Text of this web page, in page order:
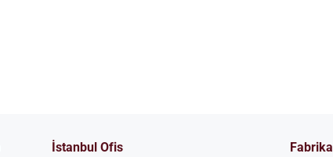
İstanbul Ofis Fabrika